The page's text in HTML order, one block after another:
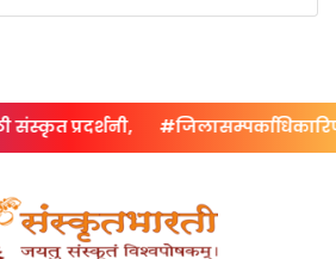
Posted By :- Malva
Posted By :- Malva
विकासखंडसम्मेलनम् १०/०१/२०२..
प्रदर्शनी, #जिलासम्पर्काधिकारिणः,